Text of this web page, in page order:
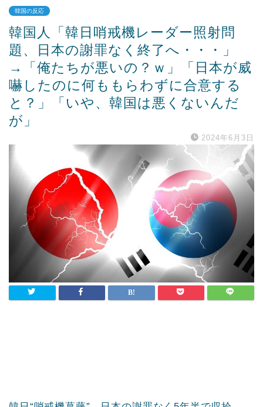
Powered by livedoor 相互RSS
韓国の反応
韓国人「韓日哨戒機レーダー照射問
題、日本の謝罪なく終了へ・・・」
→「俺たちが悪いの？ｗ」「日本が威
嚇したのに何ももらわずに合意する
と？」「いや、韓国は悪くないんだ
が」
2024年6月3日